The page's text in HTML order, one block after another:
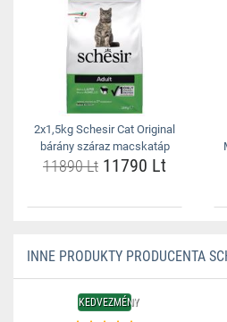
2x1,5kg Schesir Cat Original
bárány száraz macskatáp
11890 Lt 11790 Lt
INNE PRODUKTY PRODUCENTA
KEDVEZMÉNY